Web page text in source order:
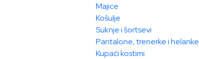
Majice
Košulje
Suknje i šortsevi
Pantalone, trenerke i helanke
Kupaći kostimi